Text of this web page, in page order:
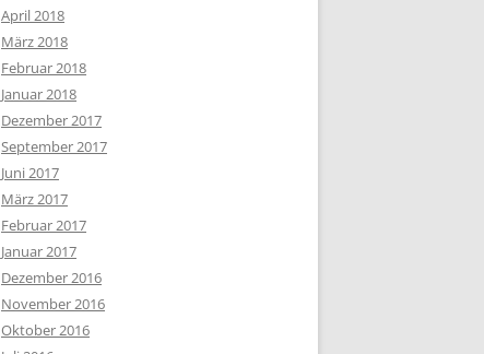
April 2018
März 2018
Februar 2018
Januar 2018
Dezember 2017
September 2017
Juni 2017
März 2017
Februar 2017
Januar 2017
Dezember 2016
November 2016
Oktober 2016